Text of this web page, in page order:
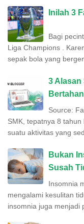
Inilah 3
Bagi
Liga Champions .
sepak bola yang
3 Alasan
Source:
SMK, tepatnya 8
suatu aktivitas yang
Bukan
Susah
Insomnia
mengalami kesulitan
insomnia juga menjadi